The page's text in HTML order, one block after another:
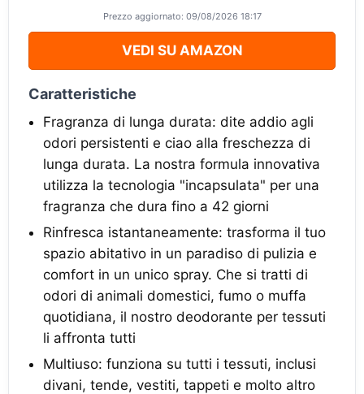
Prezzo aggiornato: 09/08/2026 18:17
VEDI SU AMAZON
Caratteristiche
Fragranza di lunga durata: dite addio agli
odori persistenti e ciao alla freschezza di
lunga durata. La nostra formula innovativa
utilizza la tecnologia "incapsulata" per una
fragranza che dura fino a 42 giorni
Rinfresca istantaneamente: trasforma il tuo
spazio abitativo in un paradiso di pulizia e
comfort in un unico spray. Che si tratti di
odori di animali domestici, fumo o muffa
quotidiana, il nostro deodorante per tessuti
li affronta tutti
Multiuso: funziona su tutti i tessuti, inclusi
divani, tende, vestiti, tappeti e molto altro